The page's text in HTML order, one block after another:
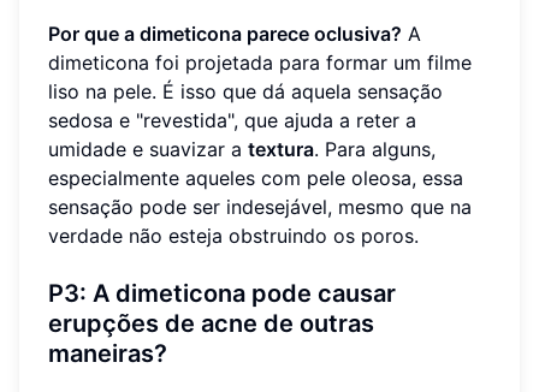
Por que a dimeticona parece oclusiva? A
dimeticona foi projetada para formar um filme
liso na pele. É isso que dá aquela sensação
sedosa e "revestida", que ajuda a reter a
umidade e suavizar a textura. Para alguns,
especialmente aqueles com pele oleosa, essa
sensação pode ser indesejável, mesmo que na
verdade não esteja obstruindo os poros.
P3: A dimeticona pode causar
erupções de acne de outras
maneiras?